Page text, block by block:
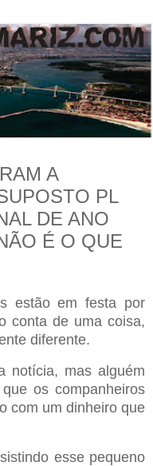
A
PL
DE ANO
É O QUE
estão em festa por
conta de uma coisa,
diferente.
notícia, mas alguém
os companheiros
com um dinheiro que
esse pequeno